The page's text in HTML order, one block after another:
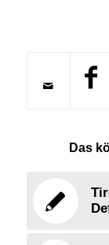
Das